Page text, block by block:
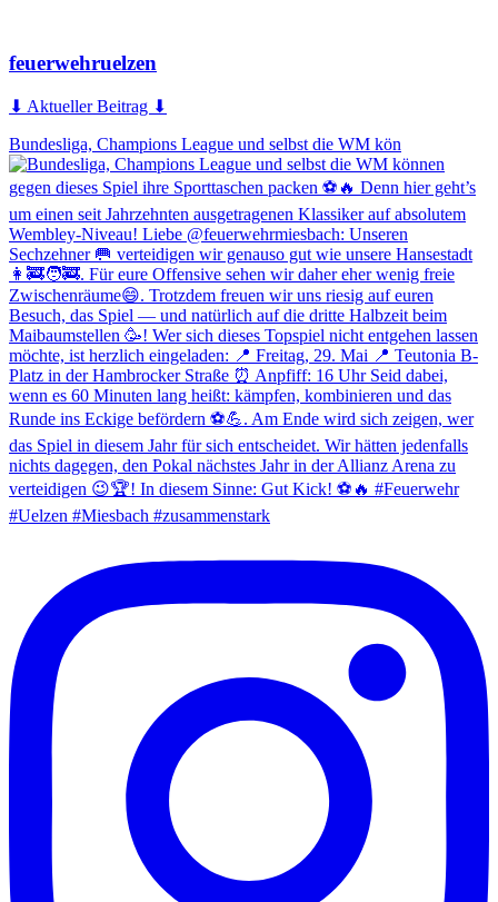
feuerwehruelzen
⬇ Aktueller Beitrag ⬇
Bundesliga, Champions League und selbst die WM kön